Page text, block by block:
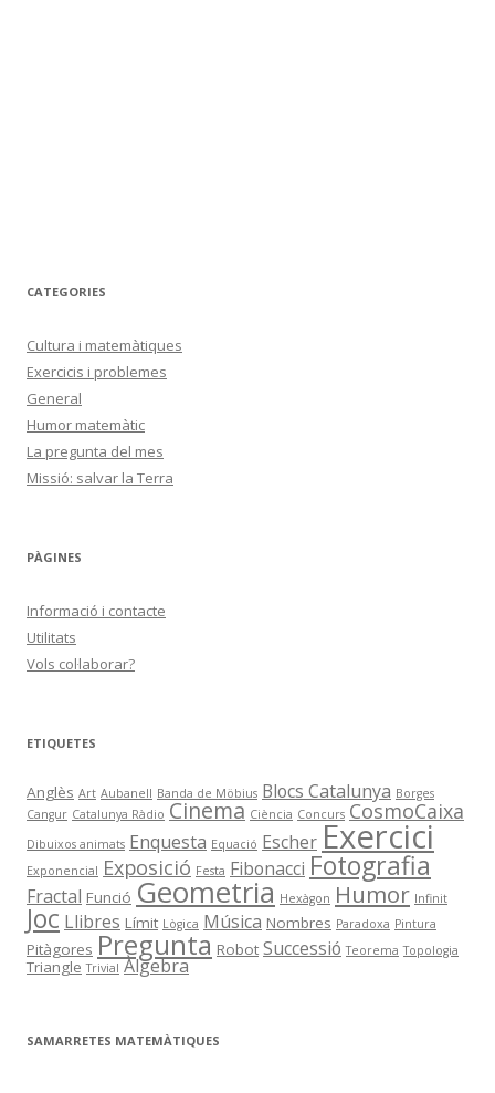
CATEGORIES
Cultura i matemàtiques
Exercicis i problemes
General
Humor matemàtic
La pregunta del mes
Missió: salvar la Terra
PÀGINES
Informació i contacte
Utilitats
Vols col·laborar?
ETIQUETES
Anglès Art Aubanell Banda de Möbius Blocs Catalunya Borges
Cangur Catalunya Ràdio Cinema Ciència Concurs CosmoCaixa
Dibuixos animats Enquesta Equació Escher Exercici
Exponencial Exposició Festa Fibonacci Fotografia
Fractal Funció Geometria Hexàgon Humor Infinit
Joc Llibres Límit Lògica Música Nombres Paradoxa Pintura
Pitàgores Pregunta Robot Successió Teorema Topologia
Triangle Trivial Àlgebra
SAMARRETES MATEMÀTIQUES